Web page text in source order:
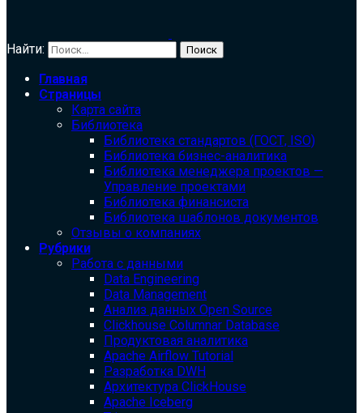
Найти:
Главная
Страницы
Карта сайта
Библиотека
Библиотека cтандартов (ГОСТ, ISO)
Библиотека бизнес-аналитика
Библиотека менеджера проектов —
Управление проектами
Библиотека финансиста
Библиотека шаблонов документов
Отзывы о компаниях
Рубрики
Работа с данными
Data Engineering
Data Management
Анализ данных Open Source
Clickhouse Columnar Database
Продуктовая аналитика
Apache Airflow Tutorial
Разработка DWH
Архитектура ClickHouse
Apache Iceberg